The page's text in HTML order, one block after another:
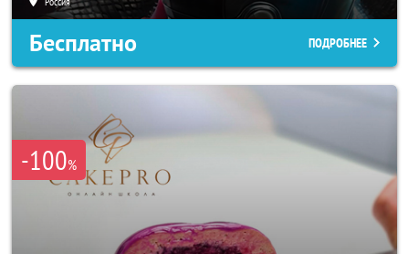
Бесплатно ПОДРОБНЕЕ
-100%